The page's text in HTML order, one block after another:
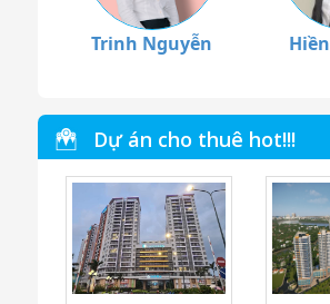
Trinh Nguyễn
Dự án cho thuê hot!!!